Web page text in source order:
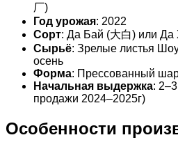
厂)
Год урожая: 2022
Сорт: Да Бай (大白) или Да
Сырьё: Зрелые листья
осень
Форма: Прессованный
Начальная выдержка:
продажи 2024–2025г)
Особенности